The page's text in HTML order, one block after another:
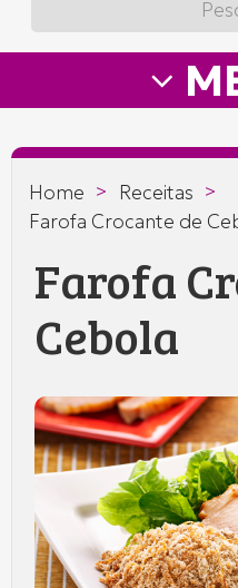
prefere
—
Frimesa
Home > Receitas >
Farofa Crocante de
Farofa
Cebola